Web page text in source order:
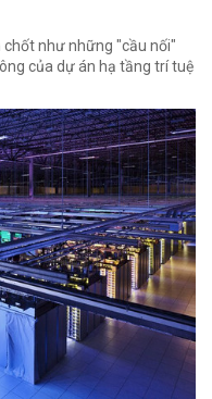
như những "cầu nối"
của dự án hạ tầng trí tuệ